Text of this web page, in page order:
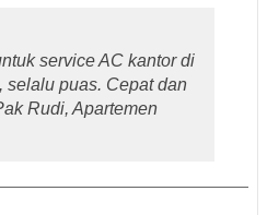
service AC kantor di
selalu puas. Cepat dan
Rudi, Apartemen